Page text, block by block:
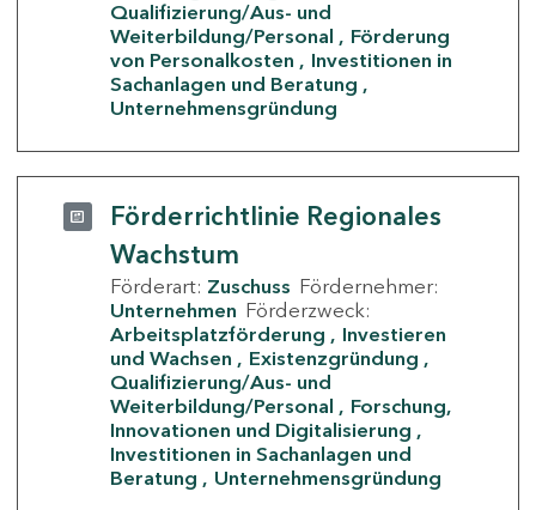
Qualifizierung/Aus- und
Weiterbildung/Personal
Förderung
von Personalkosten
Investitionen in
Sachanlagen und Beratung
Unternehmensgründung
Förderrichtlinie Regionales
Wachstum
Förderart: Zuschuss Fördernehmer:
Unternehmen Förderzweck:
Arbeitsplatzförderung
Investieren
und Wachsen
Existenzgründung
Qualifizierung/Aus- und
Weiterbildung/Personal
Forschung,
Innovationen und Digitalisierung
Investitionen in Sachanlagen und
Beratung
Unternehmensgründung